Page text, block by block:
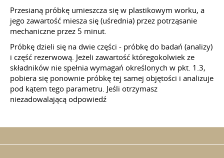
Przesianą próbkę umieszcza się w plastikowym worku, a
jego zawartość miesza się (uśrednia) przez potrząsanie
mechaniczne przez 5 minut.
Próbkę dzieli się na dwie części - próbkę do badań (analizy)
i część rezerwową. Jeżeli zawartość któregokolwiek ze
składników nie spełnia wymagań określonych w pkt. 1.3,
pobiera się ponownie próbkę tej samej objętości i analizuje
pod kątem tego parametru. Jeśli otrzymasz
niezadowalającą odpowiedź